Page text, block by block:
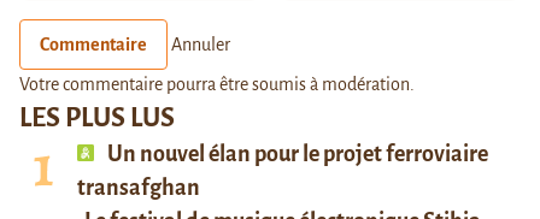
LES PLUS LUS
Un nouvel élan pour le projet ferroviaire
transafghan
Commentaire Annuler
Votre commentaire pourra être soumis à modération.